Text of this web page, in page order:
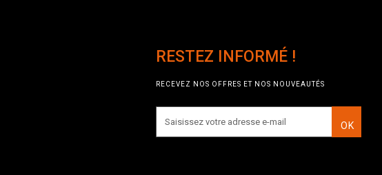
RESTEZ INFORMÉ !
RECEVEZ NOS OFFRES ET NOS NOUVEAUTÉS
OK